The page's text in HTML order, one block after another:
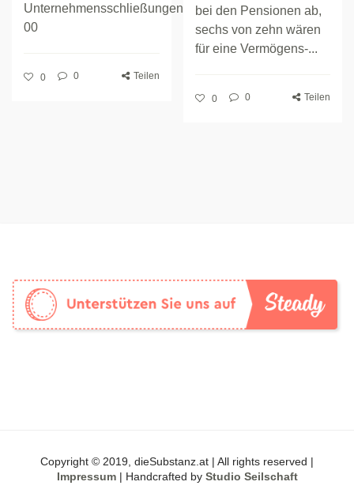
Unternehmensschließungen.
00
0 0 Teilen
bei den Pensionen ab,
sechs von zehn wären
für eine Vermögens-...
0 0 Teilen
Copyright © 2019, dieSubstanz.at | All rights reserved |
Impressum| Handcrafted by Studio Seilschaft